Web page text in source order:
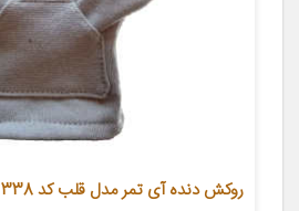
روکش دنده آی تمر مدل قلب کد 338